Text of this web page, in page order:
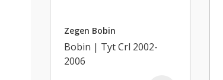
Zegen Bobin
Bobin | Tyt Crl 2002-
2006